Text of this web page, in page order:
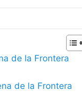
de la Frontera
de la Frontera